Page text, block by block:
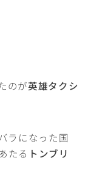
のが英雄タクシ
ラになった国
たる トンブリ